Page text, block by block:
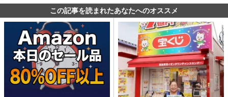
この記事を読まれたあなたへのオススメ